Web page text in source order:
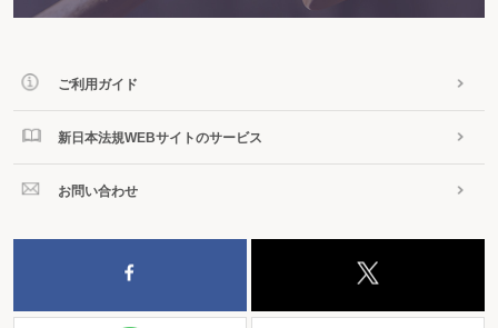
ご利用ガイド
新日本法規WEBサイトのサービス
お問い合わせ